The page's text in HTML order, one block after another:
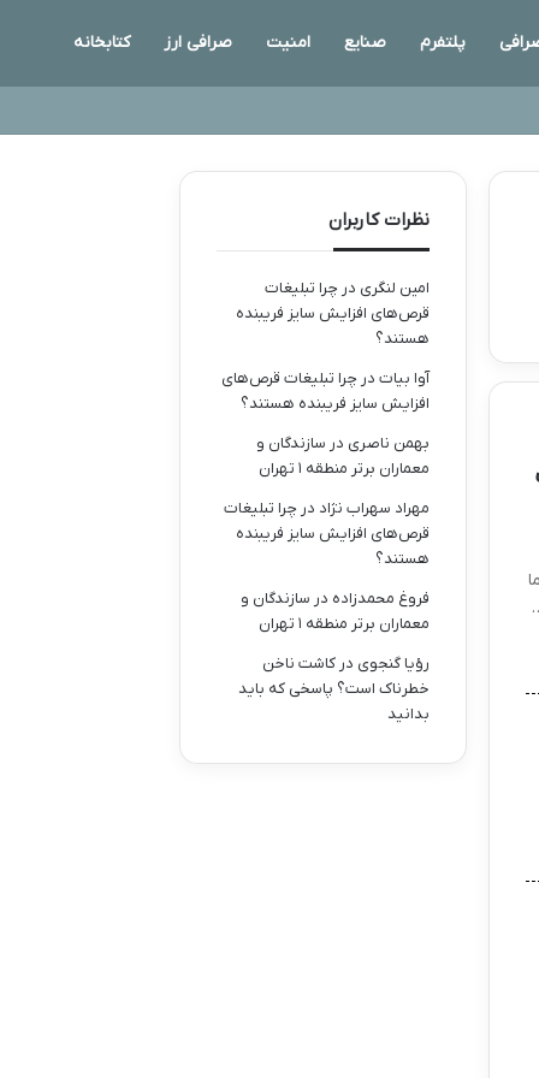
پلتفرم صنایع امنیت صرافی ارز کتابخانه
نظرات کاربران
امین لنگری در چرا تبلیغات
قرص‌های افزایش سایز فریبنده
هستند؟
آوا بیاتدر چرا تبلیغات قرص‌های
افزایش سایز فریبنده هستند؟
بهمن ناصری در سازندگان و
معماران برتر منطقه ۱ تهران
مهراد سهراب نژاد در چرا تبلیغات
قرص‌های افزایش سایز فریبنده
هستند؟
فروغ محمدزاده در سازندگان و
معماران برتر منطقه ۱ تهران
رؤیا گنجوی در کاشت ناخن
خطرناک است؟ پاسخی که باید
بدانید